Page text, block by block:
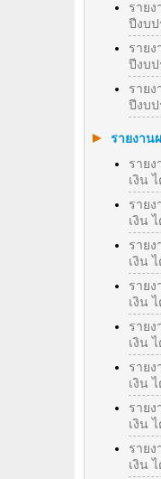
รายง
ปีงบ
รายง
ปีงบ
รายง
ปีงบ
รายงาน
ราย
เงิน
ราย
เงิน
ราย
เงิน
ราย
เงิน
ราย
เงิน
ราย
เงิน
ราย
เงิน
ราย
เงิน